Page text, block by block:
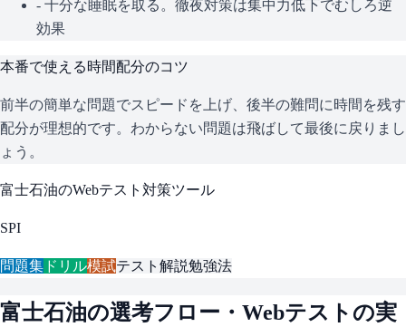
- 十分な睡眠を取る。徹夜対策は集中力低下でむしろ逆
効果
本番で使える時間配分のコツ
前半の簡単な問題でスピードを上げ、後半の難問に時間を残す
配分が理想的です。わからない問題は飛ばして最後に戻りまし
ょう。
富士石油のWebテスト対策ツール
SPI
問題集 ドリル模試テスト解説勉強法
富士石油の選考フロー・Webテストの実